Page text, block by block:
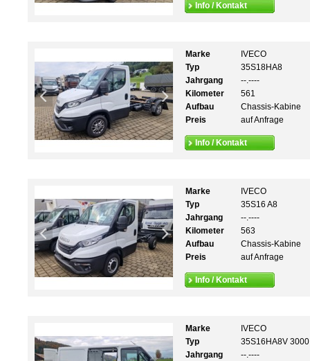
Info / Kontakt
Marke
IVECO
Typ
35S18HA8
Jahrgang
--.----
Kilometer
561
Aufbau
Chassis-Kabine
Preis
auf Anfrage
Info / Kontakt
Marke
IVECO
Typ
35S16 A8
Jahrgang
--.----
Kilometer
563
Aufbau
Chassis-Kabine
Preis
auf Anfrage
Info / Kontakt
Marke
IVECO
Typ
35S16HA8V
Jahrgang
--.----